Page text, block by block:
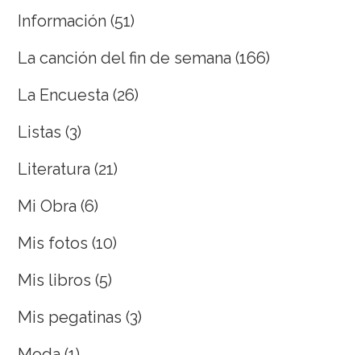
Información (51)
La canción del fin de semana (166)
La Encuesta (26)
Listas (3)
Literatura (21)
Mi Obra (6)
Mis fotos (10)
Mis libros (5)
Mis pegatinas (3)